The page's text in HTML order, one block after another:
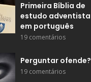
Primeira Bíblia de
estudo adventista
em português
19 comentários
Perguntar ofende?
19 comentários